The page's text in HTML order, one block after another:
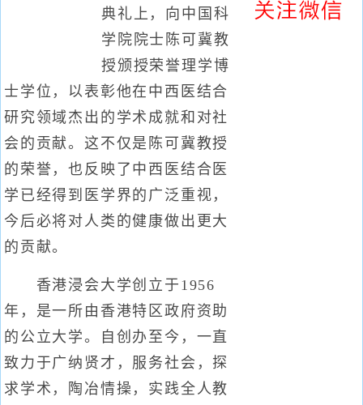
典礼上，向中国科
学院院士陈可冀教
授颁授荣誉理学博
士学位，以表彰他在中西医结合
研究领域杰出的学术成就和对社
会的贡献。这不仅是陈可冀教授
的荣誉，也反映了中西医结合医
学已经得到医学界的广泛重视，
今后必将对人类的健康做出更大
的贡献。
香港浸会大学创立于1956
年，是一所由香港特区政府资助
的公立大学。自创办至今，一直
致力于广纳贤才，服务社会，探
求学术，陶冶情操，实践全人教